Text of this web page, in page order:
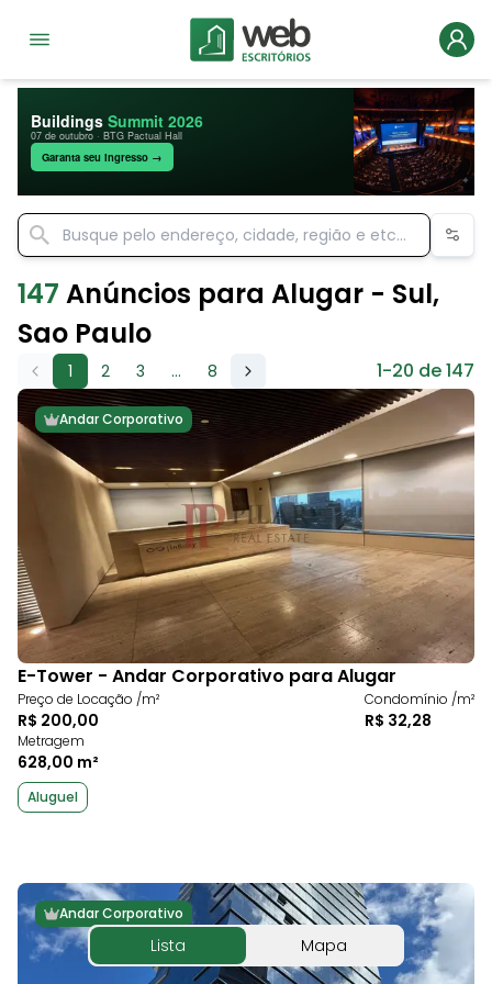
Buildings Summit 2026
07 de outubro · BTG Pactual Hall
Garanta seu ingresso →
147 Anúncios para Alugar - Sul,
Sao Paulo
1 2 3 ... 8 1-20 de 147
Andar Corporativo
E-Tower - Andar Corporativo para Alugar
Preço de Locação /m²
R$ 200,00
Condomínio /m²
R$ 32,28
Metragem
628,00 m²
Aluguel
Andar Corporativo
Lista Mapa